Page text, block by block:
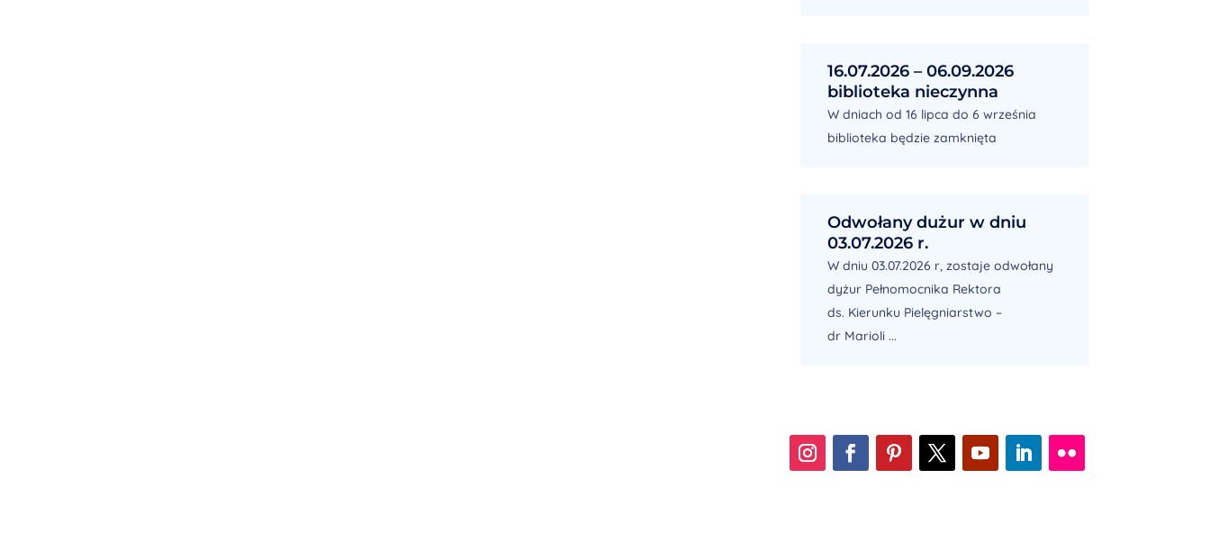
16.07.2026 – 06.09.2026
biblioteka nieczynna
W dniach od 16 lipca do 6 września
biblioteka będzie zamknięta
Odwołany dużur w dniu
03.07.2026 r.
W dniu 03.07.2026 r, zostaje odwołany
dyżur Pełnomocnika Rektora
ds. Kierunku Pielęgniarstwo –
dr Marioli ...